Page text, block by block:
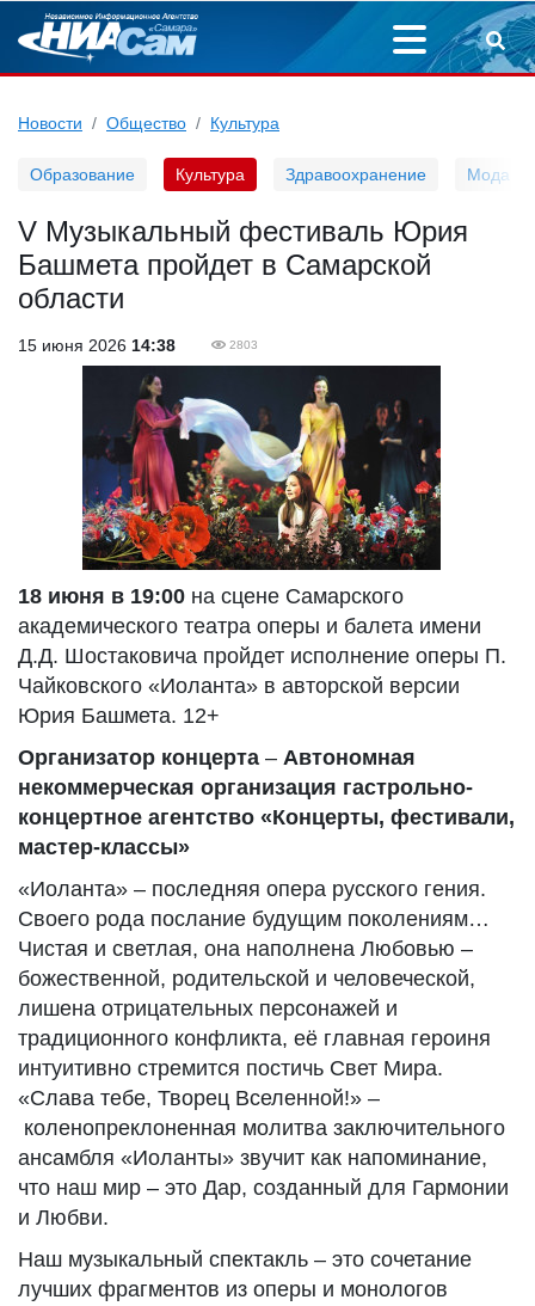
Новости Общество Культура
Образование Культура Здравоохранение Мода
V Музыкальный фестиваль Юрия
Башмета пройдет в Самарской
области
15 июня 2026 14:38 2803
18 июня в 19:00 на сцене Самарского
академического театра оперы и балета имени
Д.Д. Шостаковича пройдет исполнение оперы П.
Чайковского «Иоланта» в авторской версии
Юрия Башмета. 12+
Организатор концерта – Автономная
некоммерческая организация гастрольно-
концертное агентство «Концерты, фестивали,
мастер-классы»
«Иоланта» – последняя опера русского гения.
Своего рода послание будущим поколениям…
Чистая и светлая, она наполнена Любовью –
божественной, родительской и человеческой,
лишена отрицательных персонажей и
традиционного конфликта, её главная героиня
интуитивно стремится постичь Свет Мира.
«Слава тебе, Творец Вселенной!» –
коленопреклоненная молитва заключительного
ансамбля «Иоланты» звучит как напоминание,
что наш мир – это Дар, созданный для Гармонии
и Любви.
Наш музыкальный спектакль – это сочетание
лучших фрагментов из оперы и монологов